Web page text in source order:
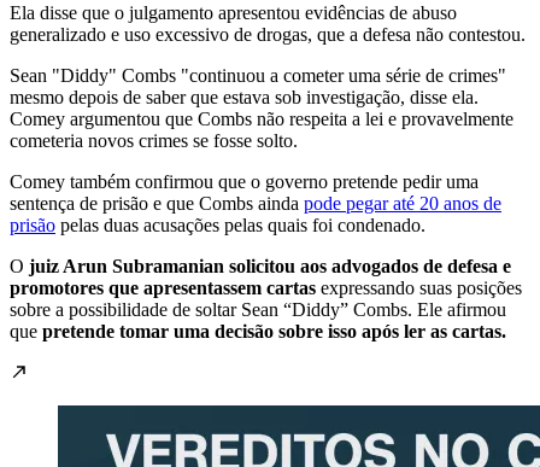
Ela disse que o julgamento apresentou evidências de abuso
generalizado e uso excessivo de drogas, que a defesa não contestou.
Sean "Diddy" Combs "continuou a cometer uma série de crimes"
mesmo depois de saber que estava sob investigação, disse ela.
Comey argumentou que Combs não respeita a lei e provavelmente
cometeria novos crimes se fosse solto.
Comey também confirmou que o governo pretende pedir uma
sentença de prisão e que Combs ainda pode pegar até 20 anos de
prisão pelas duas acusações pelas quais foi condenado.
O juiz Arun Subramanian solicitou aos advogados de defesa e
promotores que apresentassem cartas expressando suas posições
sobre a possibilidade de soltar Sean “Diddy” Combs. Ele afirmou
que pretende tomar uma decisão sobre isso após ler as cartas.